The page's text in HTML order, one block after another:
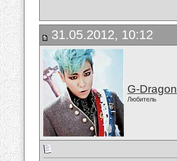
31.05.2012, 10:12
G-Dragon
Любитель